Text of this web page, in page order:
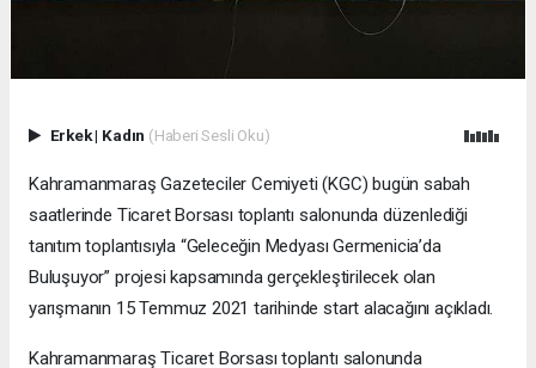
Erkek| Kadın (Haberi Sesli Oku)
Kahramanmaraş Gazeteciler Cemiyeti (KGC) bugün sabah
saatlerinde Ticaret Borsası toplantı salonunda düzenlediği
tanıtım toplantısıyla “Geleceğin Medyası Germenicia’da
Buluşuyor” projesi kapsamında gerçekleştirilecek olan
yarışmanın 15 Temmuz 2021 tarihinde start alacağını açıkladı.
Kahramanmaraş Ticaret Borsası toplantı salonunda